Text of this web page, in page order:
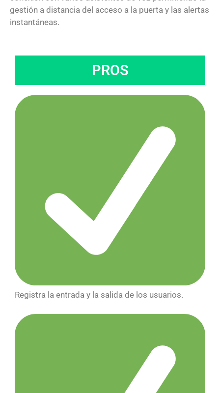
gestión a distancia del acceso a la puerta y las alertas
instantáneas.
PROS
Registra la entrada y la salida de los usuarios.